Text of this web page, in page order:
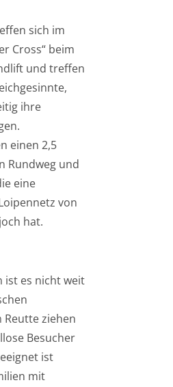
sich im
Cross“ beim
und treffen
ihre
einen 2,5
Rundweg und
eine
von
hat.
ist es nicht weit
ziehen
Besucher
ist
mit